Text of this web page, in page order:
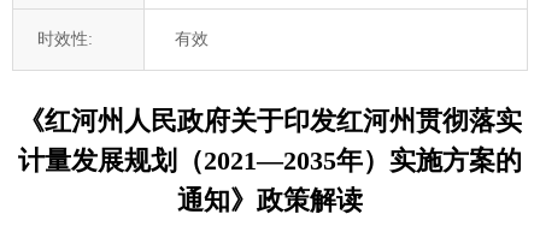
时效性: 有效
《红河州人民政府关于印发红河州贯彻落实
计量发展规划（2021—2035年）实施方案的
通知》政策解读